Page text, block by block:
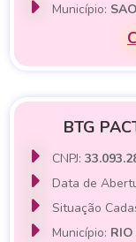
Município:
BTG
CNPJ:
Data de
Situação
Município: RIO